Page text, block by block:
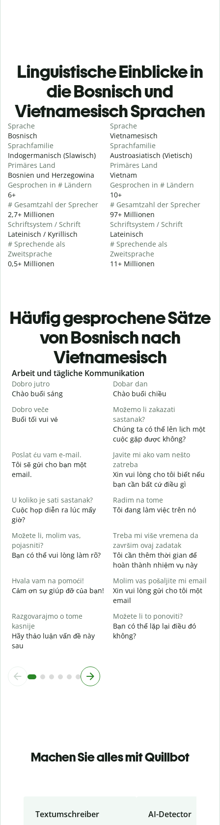
Linguistische Einblicke in
die Bosnisch und
Vietnamesisch Sprachen
Sprache
Bosnisch
Sprachfamilie
Indogermanisch (Slawisch)
Primäres Land
Bosnien und Herzegowina
Gesprochen in # Ländern
6+
# Gesamtzahl der Sprecher
2,7+ Millionen
Schriftsystem / Schrift
Lateinisch / Kyrillisch
# Sprechende als
Zweitsprache
0,5+ Millionen
Sprache
Vietnamesisch
Sprachfamilie
Austroasiatisch (Vietisch)
Primäres Land
Vietnam
Gesprochen in # Ländern
10+
# Gesamtzahl der Sprecher
97+ Millionen
Schriftsystem / Schrift
Lateinisch
# Sprechende als
Zweitsprache
11+ Millionen
Häufig gesprochene Sätze
von Bosnisch nach
Vietnamesisch
Slide 1 of 6
Arbeit und tägliche Kommunikation
Dobro jutro
Chào buổi sáng
Dobar dan
Chào buổi chiều
Dobro veče
Buổi tối vui vẻ
Možemo li zakazati
sastanak?
Chúng ta có thể lên lịch một
cuộc gặp được không?
Poslat ću vam e-mail.
Tôi sẽ gửi cho bạn một
email.
Javite mi ako vam nešto
zatreba
Xin vui lòng cho tôi biết nếu
bạn cần bất cứ điều gì
U koliko je sati sastanak?
Cuộc họp diễn ra lúc mấy
giờ?
Radim na tome
Tôi đang làm việc trên nó
Možete li, molim vas,
pojasniti?
Bạn có thể vui lòng làm rõ?
Treba mi više vremena da
završim ovaj zadatak
Tôi cần thêm thời gian để
hoàn thành nhiệm vụ này
Hvala vam na pomoći!
Cảm ơn sự giúp đỡ của bạn!
Molim vas pošaljite mi email
Xin vui lòng gửi cho tôi một
email
Razgovarajmo o tome
kasnije
Hãy thảo luận vấn đề này
sau
Možete li to ponoviti?
Bạn có thể lặp lại điều đó
không?
Machen Sie alles mit Quillbot
Textumschreiber AI-Detector